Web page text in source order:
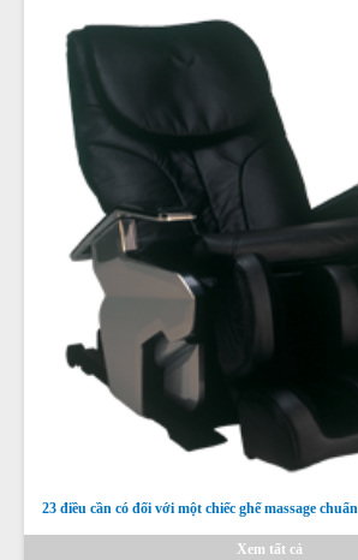
23 điều cần có đối với một chiếc ghế massage chuẩn
Xem tất cả